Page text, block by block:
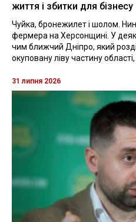
життя і збитки для бізнесу
Чуйка, бронежилет і шолом.
фермера на Херсонщині. У
чим ближчий Дніпро, який
окуповану ліву частину області,
31 липня 2026